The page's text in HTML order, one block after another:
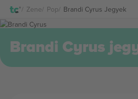
Zene Pop Brandi Cyrus Jegyek
Brandi Cyrus